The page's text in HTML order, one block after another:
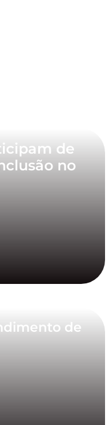
de
no
de